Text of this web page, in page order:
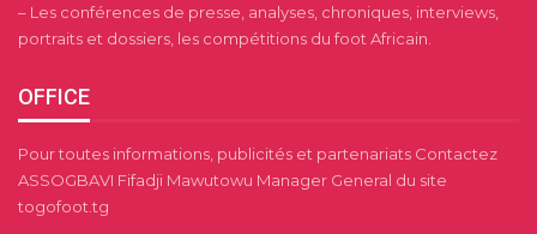
– Les conférences de presse, analyses, chroniques, interviews,
portraits et dossiers, les compétitions du foot Africain.
OFFICE
Pour toutes informations, publicités et partenariats Contactez
ASSOGBAVI Fifadji Mawutowu Manager General du site
togofoot.tg